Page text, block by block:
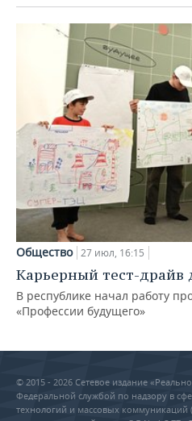
Общество 27 июл, 16:15
Карьерный тест-драйв
В республике начал работу
«Профессии будущего»
© 2015 - 2026 Сетевое издание
Федеральной службой по надзору в
технологий и массовых коммуникаций